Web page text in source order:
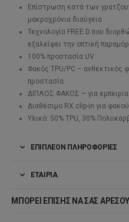
Επίστρωση κατά των
μακροχρόνια διαύγεια
Τεχνολογία FREE D που
εξαλείφει την οπτική
100% προστασία UV
Φακός TPU/PC – ανθεκτικός
προστασία
ΔΙΠΛΟΣ ΦΑΚΟΣ – για
Διαθέσιμο RX clip-in για
Υλικό: 50% TPU, 30%
ΕΠΙΠΛΈΟΝ ΠΛΗΡΟΦΟΡΊΕΣ
ΕΤΑΙΡΊΑ
ΜΠΟΡΕΊ ΕΠΊΣΗΣ ΝΑ ΣΑΣ